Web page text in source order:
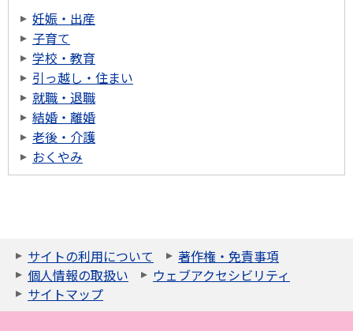
妊娠・出産
子育て
学校・教育
引っ越し・住まい
就職・退職
結婚・離婚
老後・介護
おくやみ
サイトの利用について
著作権・免責事項
個人情報の取扱い
ウェブアクセシビリティ
サイトマップ